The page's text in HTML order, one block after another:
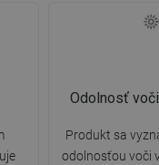
Odolnosť
Produkt sa
odolnosťou voči